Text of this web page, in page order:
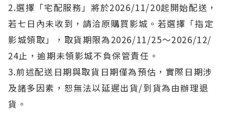
2.選擇「宅配服務」將於2026/11/20起開始配送，
若七日內未收到，請洽原購買影城。若選擇「指定
影城領取」，取貨期限為2026/11/25～2026/12/
24止，逾期未領影城不負保管責任。
3.前述配送日期與取貨日期僅為預估，實際日期涉
及諸多因素，恕無法以延遲出貨/到貨為由辦理退
貨。